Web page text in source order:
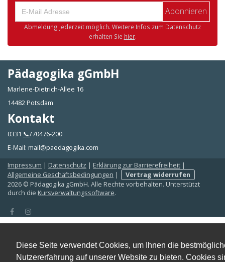
Diese Seite verwendet Cookies, um Ihnen die
Nutzererfahrung auf unserer Website zu bieten. Cookies
Abonnieren
Abmeldung jederzeit möglich. Weitere Infos zum Datenschutz
erhalten Sie hier.
Pädagogika gGmbH
Marlene-Dietrich-Allee 16
14482 Potsdam
Kontakt
0331 📞/70476-200
E-Mail: mail@paedagogika.com
Impressum | Datenschutz | Erklärung zur Barrierefreiheit |
Allgemeine Geschäftsbedingungen |
Vertrag widerrufen
2026 © Pädagogika gGmbH. Alle Rechte vorbehalten. Unterstützt
durch die Kursverwaltungssoftware.